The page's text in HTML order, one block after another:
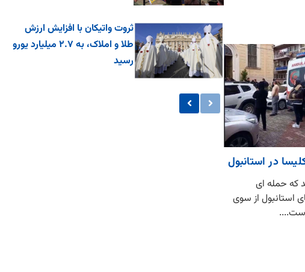
در استانبول
که حمله ای
استانبول از سوی
ثروت واتیکان با افزایش ارزش
طلا و املاک، به ۲.۷ میلیارد یورو
رسید